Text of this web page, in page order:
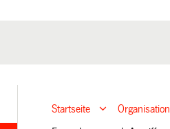
Startseite Organisation